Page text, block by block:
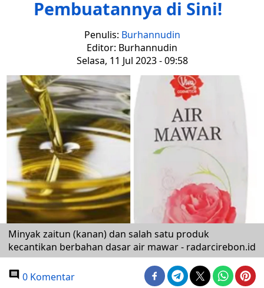
Pembuatannya di Sini!
Penulis: Burhannudin
Editor: Burhannudin
Selasa, 11 Jul 2023 - 09:58
Minyak zaitun (kanan) dan salah satu produk
kecantikan berbahan dasar air mawar - radarcirebon.id
0 Komentar